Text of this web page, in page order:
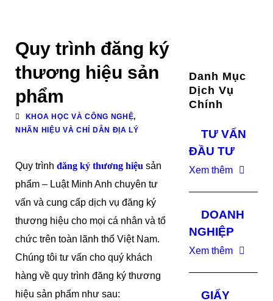
Quy trình đăng ký
thương hiệu sản
phẩm
KHOA HỌC VÀ CÔNG NGHỆ,
NHÃN HIỆU VÀ CHỈ DẪN ĐỊA LÝ
Quy trình đăng ký thương hiệu sản
phẩm – Luật Minh Anh chuyên tư
vấn và cung cấp dịch vụ đăng ký
thương hiệu cho mọi cá nhân và tổ
chức trên toàn lãnh thổ Việt Nam.
Chúng tôi tư vấn cho quý khách
hàng về quy trình đăng ký thương
hiệu sản phẩm như sau:
Danh Mục
Dịch Vụ
Chính
TƯ VẤN
ĐẦU TƯ
Xem thêm
DOANH
NGHIỆP
Xem thêm
GIẤY